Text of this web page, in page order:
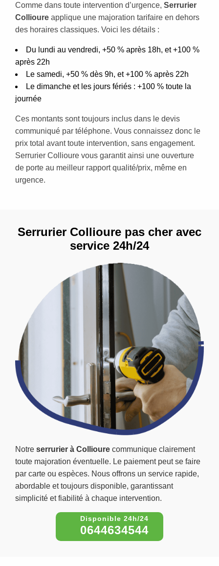
Comme dans toute intervention d’urgence, Serrurier
Collioure applique une majoration tarifaire en dehors
des horaires classiques. Voici les détails :
Du lundi au vendredi, +50 % après 18h, et +100 %
après 22h
Le samedi, +50 % dès 9h, et +100 % après 22h
Le dimanche et les jours fériés : +100 % toute la
journée
Ces montants sont toujours inclus dans le devis
communiqué par téléphone. Vous connaissez donc le
prix total avant toute intervention, sans engagement.
Serrurier Collioure vous garantit ainsi une ouverture
de porte au meilleur rapport qualité/prix, même en
urgence.
Notre serrurier à Collioure communique clairement
toute majoration éventuelle. Le paiement peut se faire
par carte ou espèces. Nous offrons un service rapide,
abordable et toujours disponible, garantissant
simplicité et fiabilité à chaque intervention.
0644634544
Serrurier Collioure pas cher avec
service 24h/24